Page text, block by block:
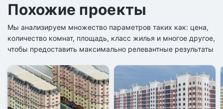
Похожие проекты
Мы анализируем множество параметров таких как: цена,
количество комнат, площадь, класс жилья и многое другое,
чтобы предоставить максимально релевантные результаты